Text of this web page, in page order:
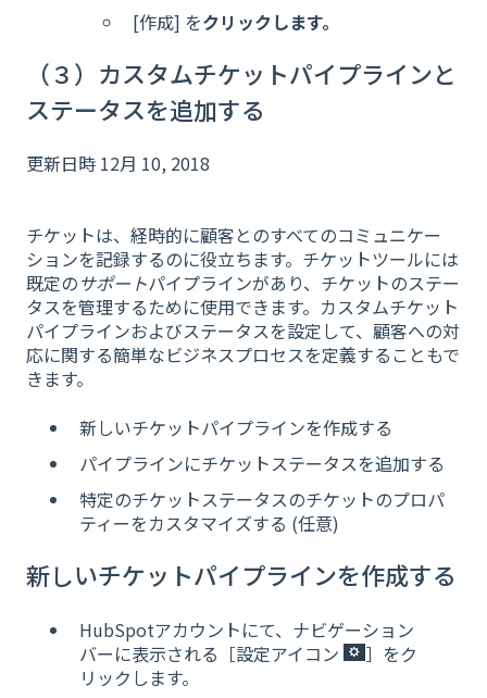
[作成] をクリックします。
（３）カスタムチケットパイプラインと
ステータスを追加する
更新日時 12月 10, 2018
チケットは、経時的に顧客とのすべてのコミュニケー
ションを記録するのに役立ちます。チケットツールには
既定のサポートパイプラインがあり、チケットのステー
タスを管理するために使用できます。カスタムチケット
パイプラインおよびステータスを設定して、顧客への対
応に関する簡単なビジネスプロセスを定義することもで
きます。
新しいチケットパイプラインを作成する
パイプラインにチケットステータスを追加する
特定のチケットステータスのチケットのプロパ
ティーをカスタマイズする (任意)
新しいチケットパイプラインを作成する
HubSpotアカウントにて、ナビゲーション
バーに表示される［設定アイコン
］をク
リックします。